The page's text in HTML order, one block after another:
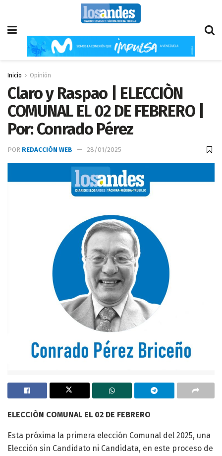
Inicio Opinión
Claro y Raspao | ELECCIÒN
COMUNAL EL 02 DE FEBRERO |
Por: Conrado Pérez
POR REDACCIÓN WEB 28/01/2025
ELECCIÒN COMUNAL EL 02 DE FEBRERO
Esta próxima la primera elección Comunal del 2025, una
Elección sin Candidato ni Candidata, en este proceso de